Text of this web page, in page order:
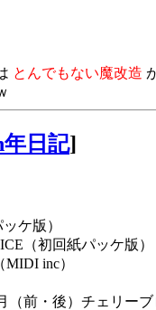
とんでもない魔改造
年日記]
ケ版）
（初回紙パッケ版）
inc）
前・後）チェリー